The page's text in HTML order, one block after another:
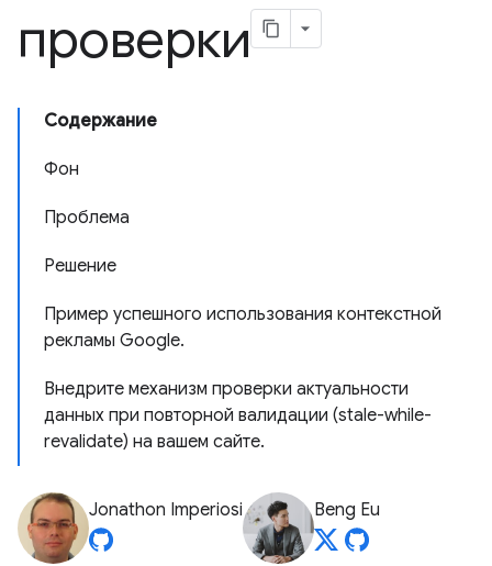
проверки
Содержание
Фон
Проблема
Решение
Пример успешного использования контекстной
рекламы Google.
Внедрите механизм проверки актуальности
данных при повторной валидации (stale-while-
revalidate) на вашем сайте.
Jonathon Imperiosi Beng Eu